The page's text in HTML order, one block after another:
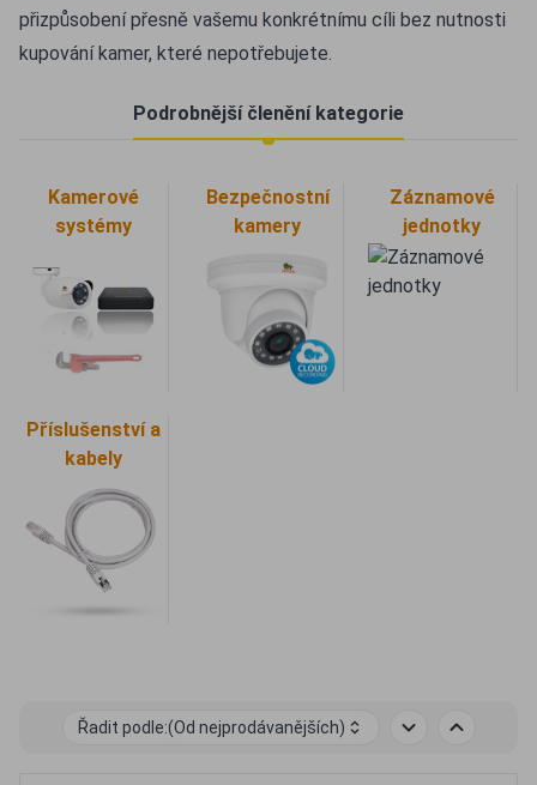
přizpůsobení přesně vašemu konkrétnímu cíli bez nutnosti
kupování kamer, které nepotřebujete.
Podrobnější členění kategorie
Kamerové
systémy
Bezpečnostní
kamery
Záznamové
jednotky
Příslušenství a
kabely
Řadit podle:(Od nejprodávanějších)